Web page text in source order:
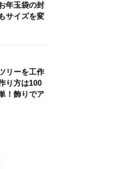
年玉袋の封
サイズを変
リーを工作
り方は100
！飾りでア